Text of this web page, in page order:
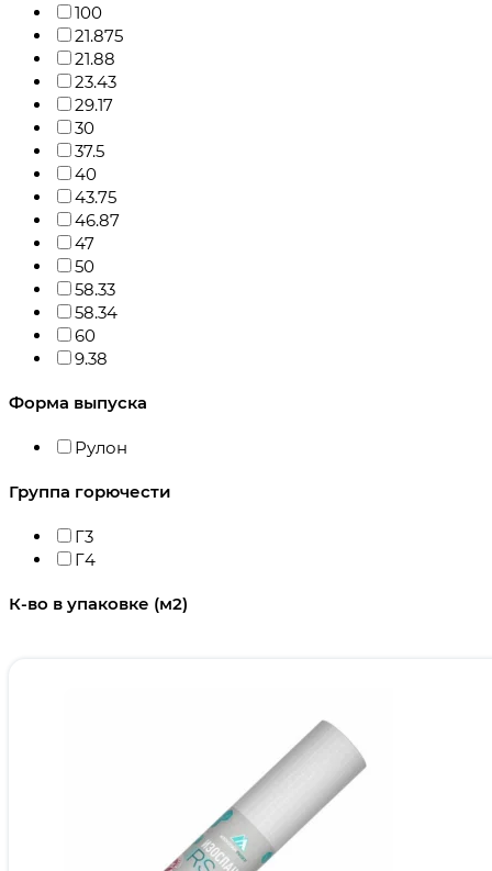
100
21.875
21.88
23.43
29.17
30
37.5
40
43.75
46.87
47
50
58.33
58.34
60
9.38
Форма выпуска
Рулон
Группа горючести
Г3
Г4
К-во в упаковке (м2)